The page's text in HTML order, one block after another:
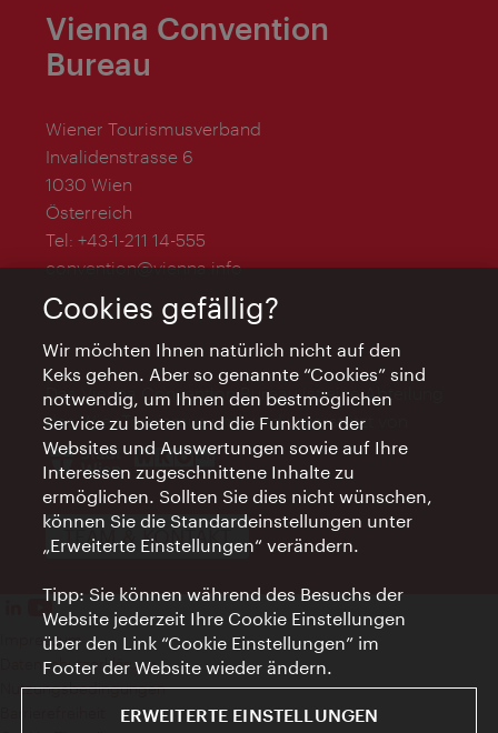
Vienna Convention
Bureau
Wiener Tourismusverband
Invalidenstrasse 6
1030 Wien
Österreich
Tel: +43-1-211 14-555
convention@vienna.info
Das Vienna Convention Bureau ist eine Abteilung
des WienTourismus und wird unterstützt von
TEAM & KONTAKT
Impressum
Datenschutzerklärung
Nutzungsbedingungen
Cookies gefällig?
Wir möchten Ihnen natürlich nicht auf den
Keks gehen. Aber so genannte “Cookies” sind
notwendig, um Ihnen den bestmöglichen
Service zu bieten und die Funktion der
Websites und Auswertungen sowie auf Ihre
Interessen zugeschnittene Inhalte zu
ermöglichen. Sollten Sie dies nicht wünschen,
können Sie die Standardeinstellungen unter
„Erweiterte Einstellungen“ verändern.
Tipp: Sie können während des Besuchs der
Website jederzeit Ihre Cookie Einstellungen
über den Link “Cookie Einstellungen” im
Footer der Website wieder ändern.
ERWEITERTE EINSTELLUNGEN